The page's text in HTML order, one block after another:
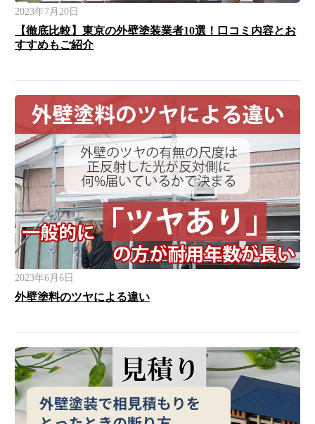
2023年7月20日
【徹底比較】東京の外壁塗装業者10選！口コミ内容とお
すすめもご紹介
2023年6月6日
外壁塗料のツヤによる違い